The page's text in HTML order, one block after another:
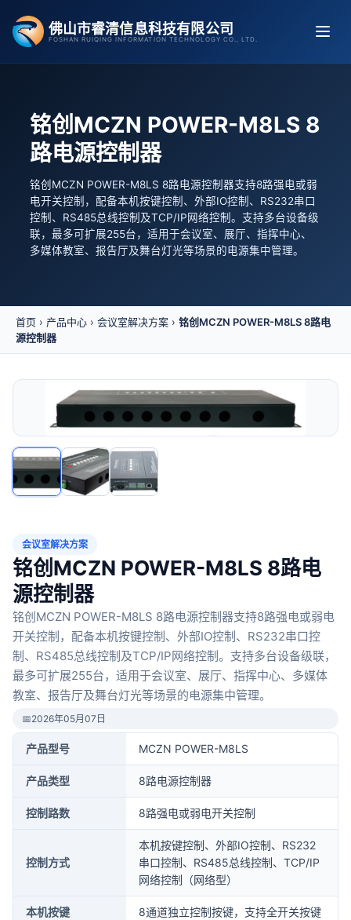
容
佛山市睿清信息科技有限公司
FOSHAN RUIQING INFORMATION TECHNOLOGY CO., LTD.
铭创MCZN POWER-M8LS 8
路电源控制器
铭创MCZN POWER-M8LS 8路电源控制器支持8路强电或弱
电开关控制，配备本机按键控制、外部IO控制、RS232串口
控制、RS485总线控制及TCP/IP网络控制。支持多台设备级
联，最多可扩展255台，适用于会议室、展厅、指挥中心、
多媒体教室、报告厅及舞台灯光等场景的电源集中管理。
首页 › 产品中心 › 会议室解决方案 › 铭创MCZN POWER-M8LS 8路电
源控制器
会议室解决方案
铭创MCZN POWER-M8LS 8路电
源控制器
铭创MCZN POWER-M8LS 8路电源控制器支持8路强电或弱电
开关控制，配备本机按键控制、外部IO控制、RS232串口控
制、RS485总线控制及TCP/IP网络控制。支持多台设备级联，
最多可扩展255台，适用于会议室、展厅、指挥中心、多媒体
教室、报告厅及舞台灯光等场景的电源集中管理。
📅2026年05月07日
产品型号 MCZN POWER-M8LS
产品类型 8路电源控制器
控制路数 8路强电或弱电开关控制
控制方式
本机按键控制、外部IO控制、RS232
串口控制、RS485总线控制、TCP/IP
网络控制（网络型）
本机按键 8通道独立控制按键，支持全开关按键